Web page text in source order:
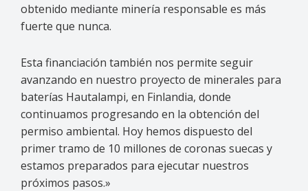
obtenido mediante minería responsable es más
fuerte que nunca.
Esta financiación también nos permite seguir
avanzando en nuestro proyecto de minerales para
baterías Hautalampi, en Finlandia, donde
continuamos progresando en la obtención del
permiso ambiental. Hoy hemos dispuesto del
primer tramo de 10 millones de coronas suecas y
estamos preparados para ejecutar nuestros
próximos pasos.»